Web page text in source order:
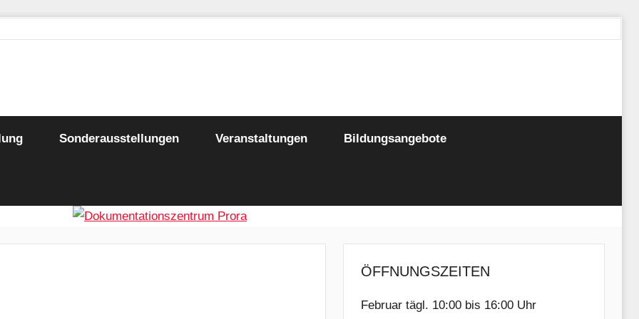
Sonderausstellungen Veranstaltungen Bildungsangebote
ÖFFNUNGSZEITEN
Februar tägl. 10:00 bis 16:00 Uhr